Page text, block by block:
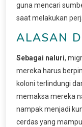
guna mencari
saat melakukan
ALASAN
Sebagai naluri,
mereka harus
koloni terlindungi
memaksa mereka
nampak menjadi
cerdas yang